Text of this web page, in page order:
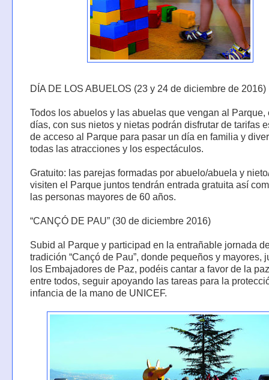
DÍA DE LOS ABUELOS (23 y 24 de diciembre de 2016)
Todos los abuelos y las abuelas que vengan al Parque,
días, con sus nietos y nietas podrán disfrutar de tarifas
de acceso al Parque para pasar un día en familia y
todas las atracciones y los espectáculos.
Gratuito: las parejas formadas por abuelo/abuela y
visiten el Parque juntos tendrán entrada gratuita así
las personas mayores de 60 años.
“CANÇÓ DE PAU” (30 de diciembre 2016)
Subid al Parque y participad en la entrañable jornada
tradición “Cançó de Pau”, donde pequeños y mayores,
los Embajadores de Paz, podéis cantar a favor de la
entre todos, seguir apoyando las tareas para la
infancia de la mano de UNICEF.